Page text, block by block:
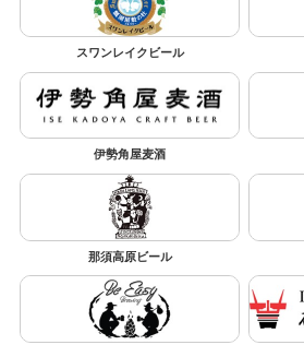
スワンレイクビール
伊勢角屋麦酒
那須高原ビール